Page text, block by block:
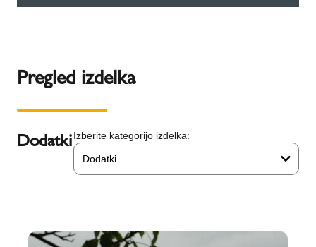
Pregled izdelka
DodatkiIzberite kategorijo izdelka:
Dodatki